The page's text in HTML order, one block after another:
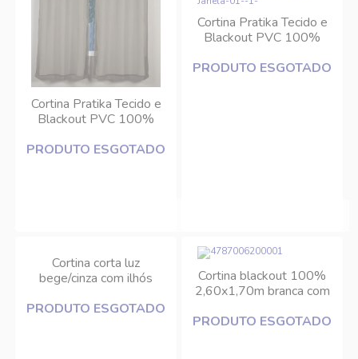
Cortina Pratika Tecido e
Blackout PVC 100%
Janela
PRODUTO ESGOTADO
Cortina Pratika Tecido e
Blackout PVC 100%
Janela
PRODUTO ESGOTADO
Cortina corta luz
bege/cinza com ilhós
Janela
PRODUTO ESGOTADO
Cortina blackout 100%
2,60x1,70m branca com
Bella Janela
PRODUTO ESGOTADO